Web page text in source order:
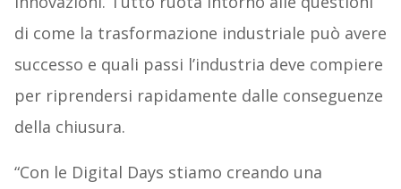
di come la trasformazione industriale può avere
successo e quali passi l’industria deve compiere
per riprendersi rapidamente dalle conseguenze
della chiusura.
“Con le Digital Days stiamo creando una